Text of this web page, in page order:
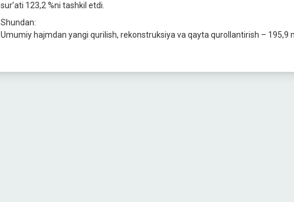
sur’ati 123,2 %ni tashkil etdi.
Shundan:
Umumiy hajmdan yangi qurilish, rekonstruksiya va qayta qurollantirish – 195,9